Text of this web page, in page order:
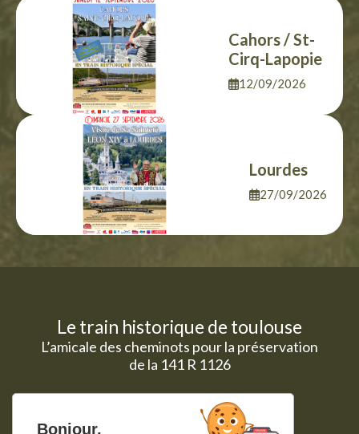
Cahors / St-
Cirq-Lapopie
12/09/2026
Lourdes
27/09/2026
Le train historique de toulouse
L’amicale des cheminots pour la préservation
de la 141 R 1126
Programme 2025
Programme 2024
Bonjour,